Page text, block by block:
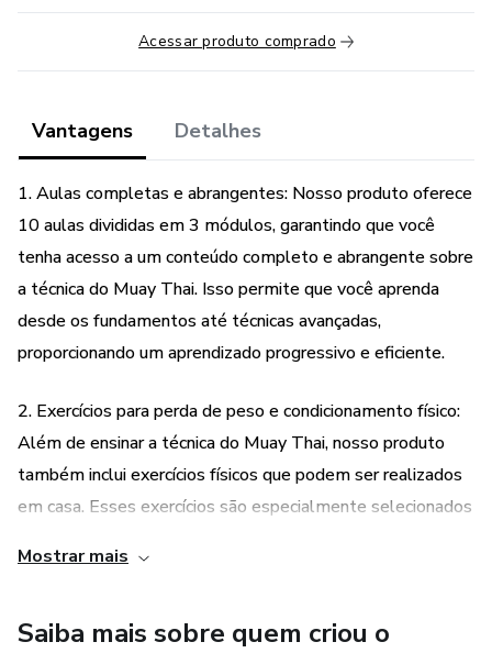
esteja com um condicionamento fisico ótimo.
Acessar produto comprado
Vantagens Detalhes
1. Aulas completas e abrangentes: Nosso produto oferece
10 aulas divididas em 3 módulos, garantindo que você
tenha acesso a um conteúdo completo e abrangente sobre
a técnica do Muay Thai. Isso permite que você aprenda
desde os fundamentos até técnicas avançadas,
proporcionando um aprendizado progressivo e eficiente.
2. Exercícios para perda de peso e condicionamento físico:
Além de ensinar a técnica do Muay Thai, nosso produto
também inclui exercícios físicos que podem ser realizados
em casa. Esses exercícios são especialmente selecionados
o condicionamento físico. Com isso, você terá a
integrada, tanto em termos de habilidades técnicas quanto
Mostrar mais
Saiba mais sobre quem criou o